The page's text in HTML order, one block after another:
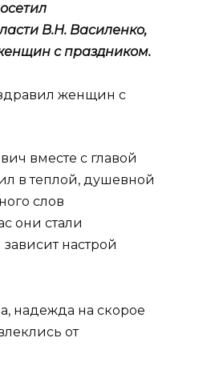
В.Н. Василенко,
с праздником.
вместе с главой
в теплой, душевной
слов
они стали
настрой
надежда на скорое
от